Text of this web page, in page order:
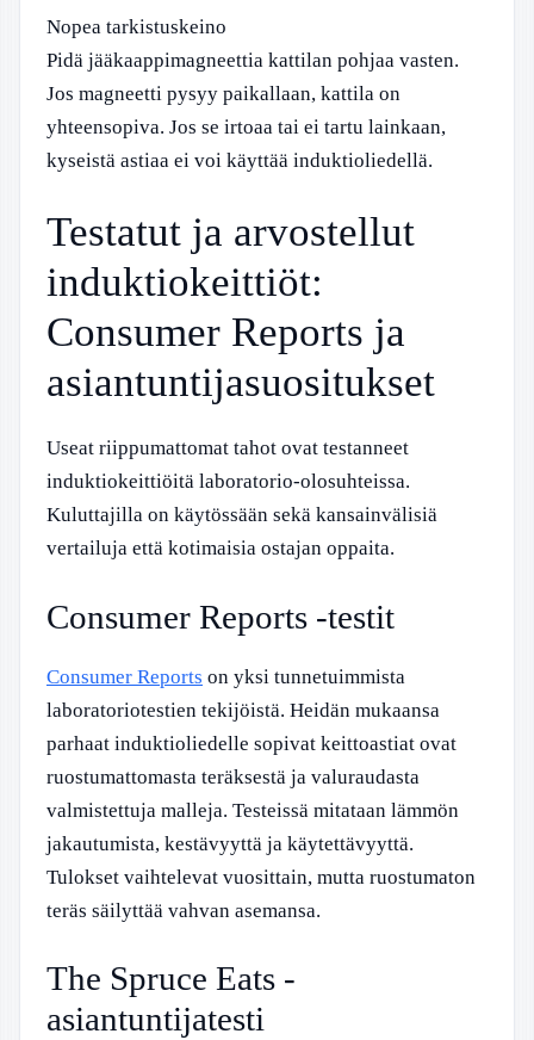
Nopea tarkistuskeino
Pidä jääkaappimagneettia kattilan pohjaa vasten.
Jos magneetti pysyy paikallaan, kattila on
yhteensopiva. Jos se irtoaa tai ei tartu lainkaan,
kyseistä astiaa ei voi käyttää induktioliedellä.
Testatut ja arvostellut
induktiokeittiöt:
Consumer Reports ja
asiantuntijasuositukset
Useat riippumattomat tahot ovat testanneet
induktiokeittiöitä laboratorio-olosuhteissa.
Kuluttajilla on käytössään sekä kansainvälisiä
vertailuja että kotimaisia ostajan oppaita.
Consumer Reports -testit
Consumer Reports on yksi tunnetuimmista
laboratoriotestien tekijöistä. Heidän mukaansa
parhaat induktioliedelle sopivat keittoastiat ovat
ruostumattomasta teräksestä ja valuraudasta
valmistettuja malleja. Testeissä mitataan lämmön
jakautumista, kestävyyttä ja käytettävyyttä.
Tulokset vaihtelevat vuosittain, mutta ruostumaton
teräs säilyttää vahvan asemansa.
The Spruce Eats -
asiantuntijatesti